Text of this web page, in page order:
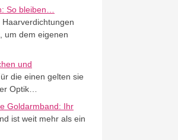
So bleiben…
um dem eigenen
und
die einen gelten sie
Optik…
Goldarmband: Ihr
ist weit mehr als ein